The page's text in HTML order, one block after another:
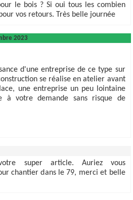
le bois ? Si oui tous les combien
vos retours. Très belle journée
2023
d'une entreprise de ce type sur
se réalise en atelier avant
une entreprise un peu lointaine
à votre demande sans risque de
super article. Auriez vous
chantier dans le 79, merci et belle